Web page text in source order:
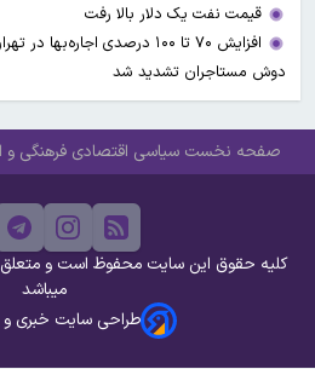
قیمت نفت یک دلار بالا رفت
افزایش ۷۰ تا ۱۰۰ درصدی
دوش مستاجران تشدید شد
صفحه نخست سیاسی اقتصادی فرهنگی و
کلیه حقوق این سایت محفوظ است و متعلق
میباشد
طراحی سایت خبری و